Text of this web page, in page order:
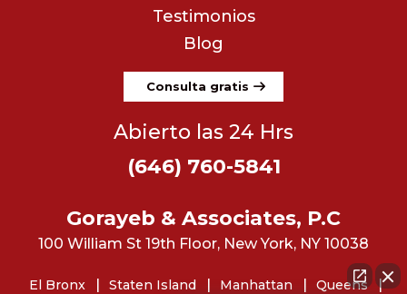
Testimonios
Blog
Consulta gratis
Abierto las 24 Hrs
(646) 760-5841
Gorayeb & Associates, P.C
100 William St 19th Floor, New York, NY 10038
El Bronx Staten Island Manhattan Queens